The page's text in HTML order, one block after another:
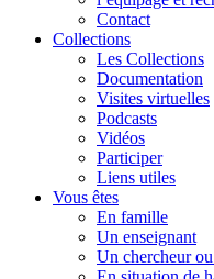
Contact
Collections
Les Collections
Documentation
Visites virtuelles
Podcasts
Vidéos
Participer
Liens utiles
Vous êtes
En famille
Un enseignant
Un chercheur